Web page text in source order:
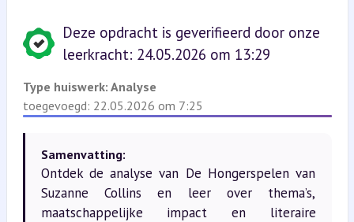
Deze opdracht is geverifieerd door onze
leerkracht: 24.05.2026 om 13:29
Type huiswerk: Analyse
toegevoegd: 22.05.2026 om 7:25
Samenvatting:
Ontdek de analyse van De Hongerspelen van
Suzanne Collins en leer over thema’s,
maatschappelijke impact en literaire